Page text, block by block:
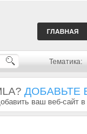
ГЛАВНАЯ
Тематика:
ДОБАВЬТЕ
ваш веб-сайт